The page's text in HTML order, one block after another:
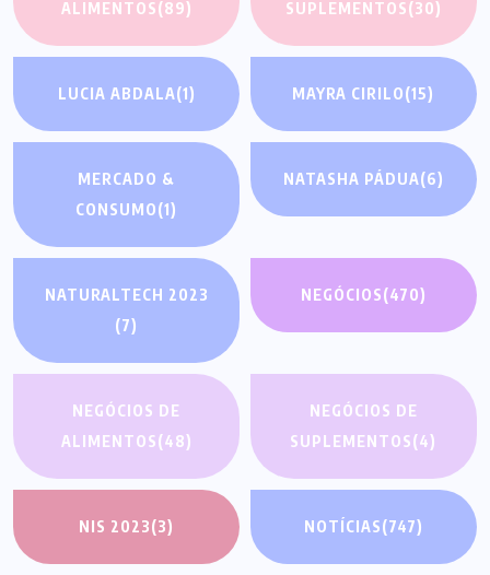
ALIMENTOS(89)
SUPLEMENTOS(30)
LUCIA ABDALA(1) MAYRA CIRILO(15)
MERCADO &
CONSUMO(1)
NATASHA PÁDUA(6)
NATURALTECH 2023
(7)
NEGÓCIOS(470)
NEGÓCIOS DE
ALIMENTOS(48)
NEGÓCIOS DE
SUPLEMENTOS(4)
NIS 2023(3) NOTÍCIAS(747)